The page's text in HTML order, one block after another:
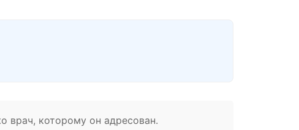
врач, которому он адресован.